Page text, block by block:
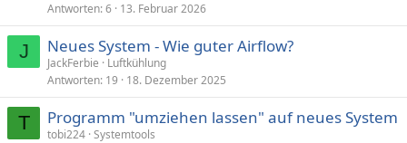
Antworten 6 13. Februar 2026
J Neues System - Wie guter Airflow?
JackFerbie
Luftkühlung
Antworten 19 18. Dezember 2025
T Programm "umziehen lassen" auf neues System
tobi224 Systemtools